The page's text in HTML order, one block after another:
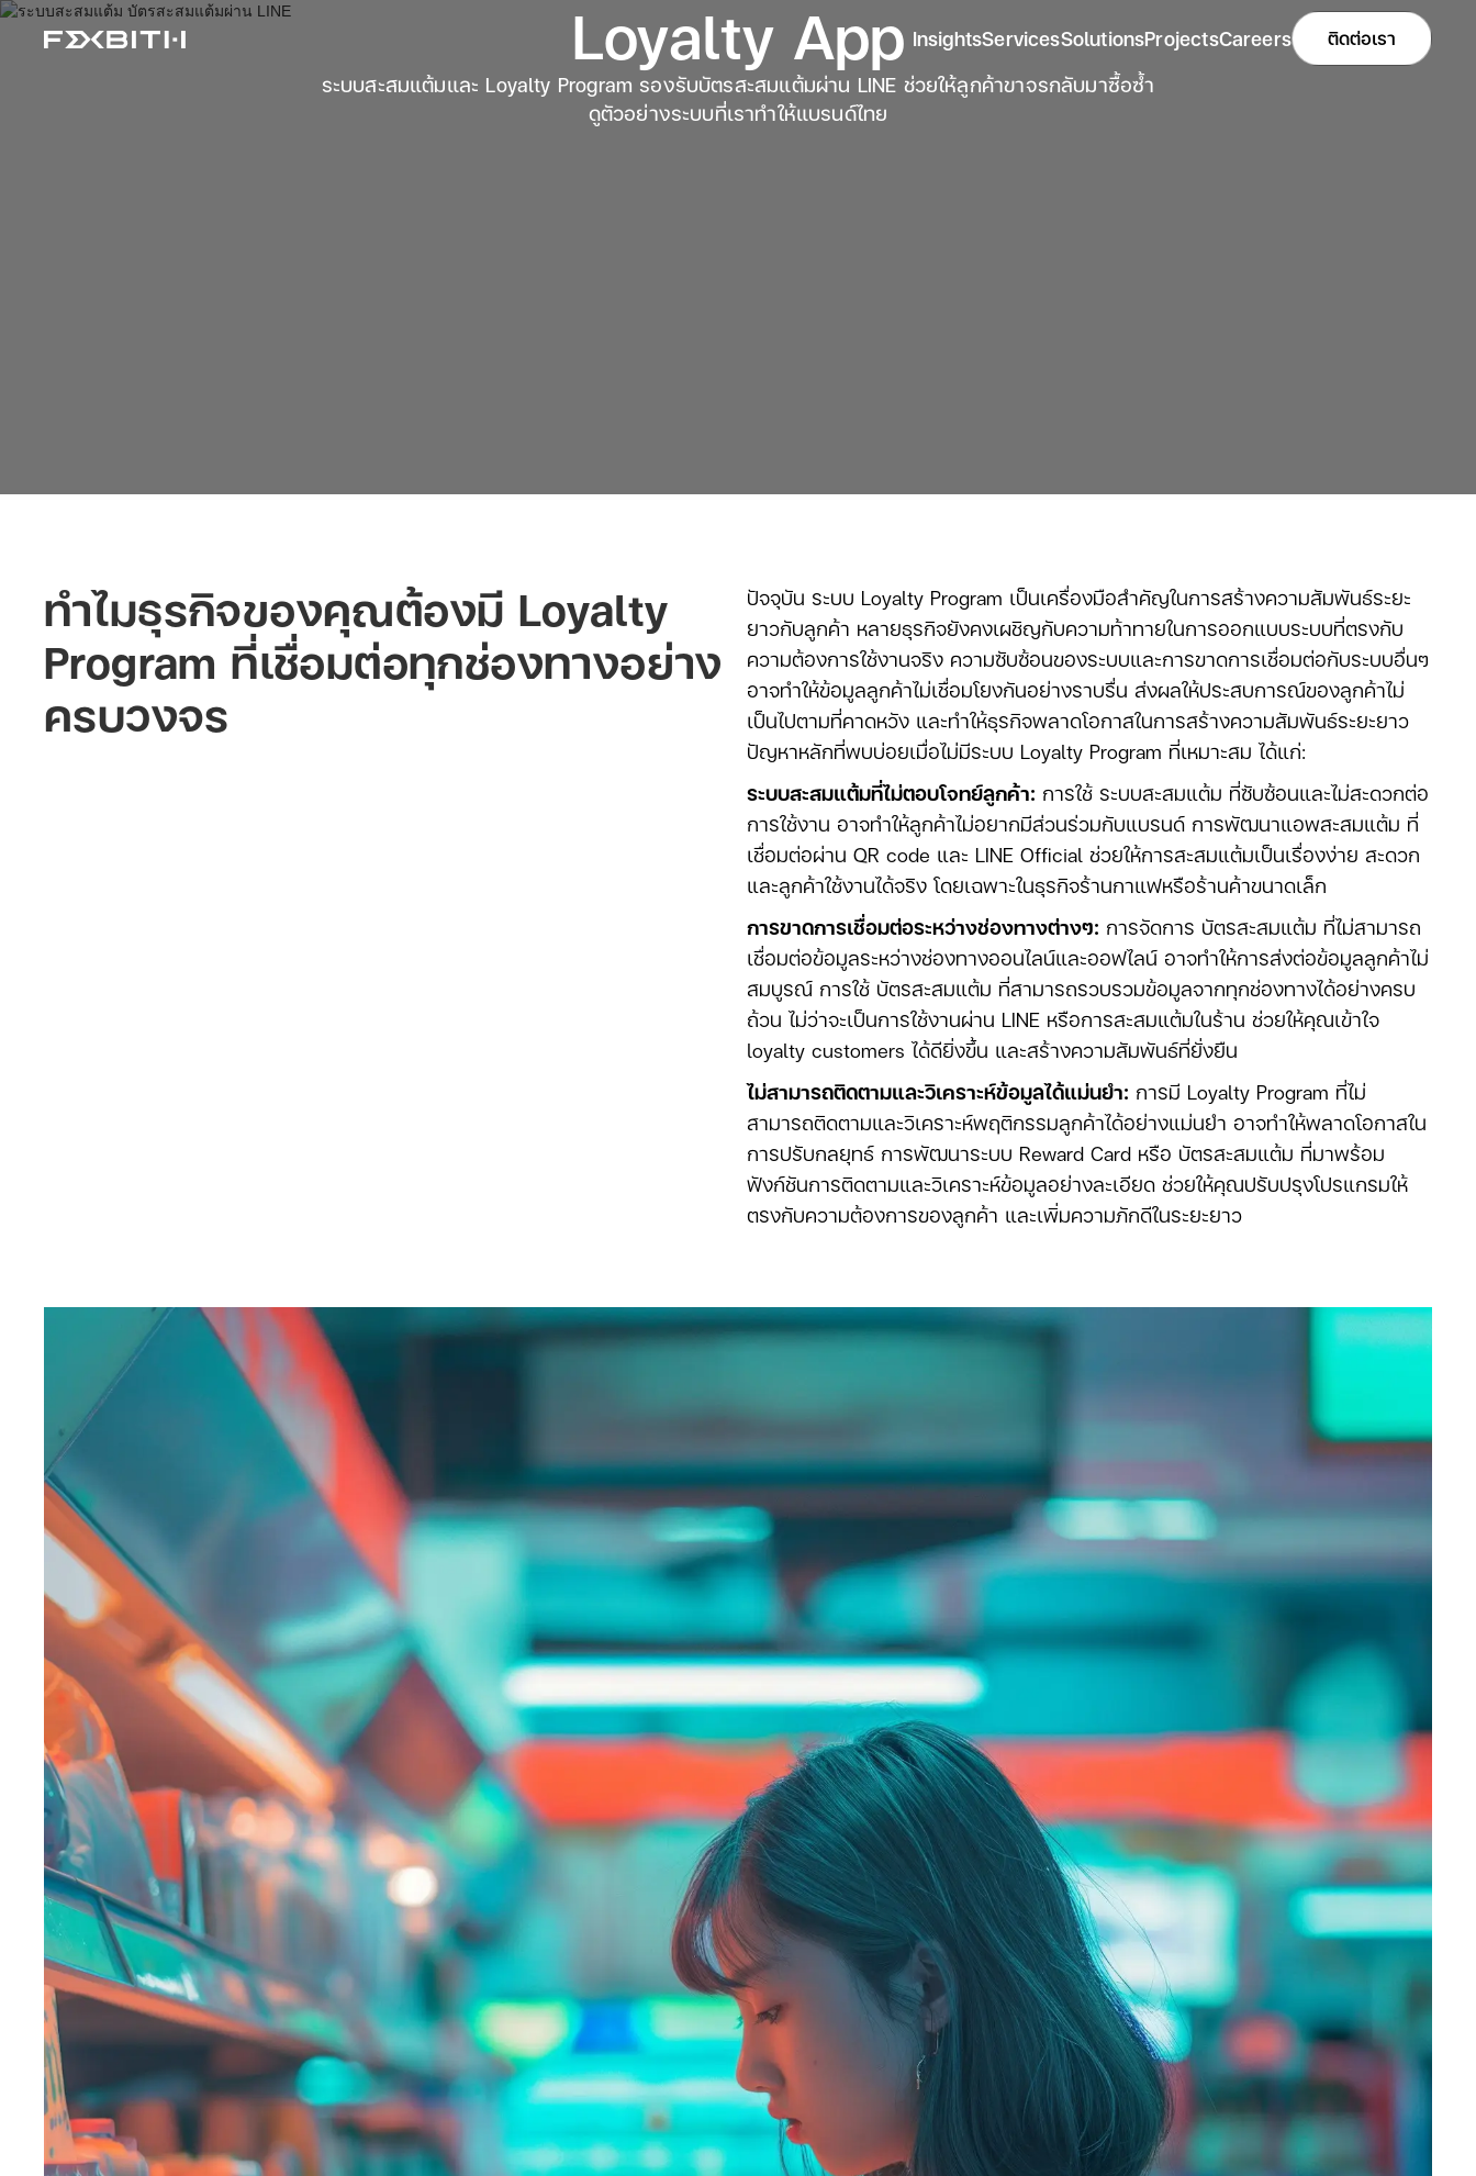
InsightsServicesSolutionsProjectsCareers ติดต่อเรา
Loyalty App
ระบบสะสมแต้มและ Loyalty Program รองรับบัตรสะสมแต้มผ่าน LINE ช่วยให้ลูกค้าขาจรกลับมาซื้อซ้ำ
ดูตัวอย่างระบบที่เราทำให้แบรนด์ไทย
ทำไมธุรกิจของคุณต้องมี Loyalty
Program ที่เชื่อมต่อทุกช่องทางอย่าง
ครบวงจร
ปัจจุบัน ระบบ Loyalty Program เป็นเครื่องมือสำคัญในการสร้างความสัมพันธ์ระยะ
ยาวกับลูกค้า หลายธุรกิจยังคงเผชิญกับความท้าทายในการออกแบบระบบที่ตรงกับ
ความต้องการใช้งานจริง ความซับซ้อนของระบบและการขาดการเชื่อมต่อกับระบบอื่นๆ
อาจทำให้ข้อมูลลูกค้าไม่เชื่อมโยงกันอย่างราบรื่น ส่งผลให้ประสบการณ์ของลูกค้าไม่
เป็นไปตามที่คาดหวัง และทำให้ธุรกิจพลาดโอกาสในการสร้างความสัมพันธ์ระยะยาว
ปัญหาหลักที่พบบ่อยเมื่อไม่มีระบบ Loyalty Program ที่เหมาะสม ได้แก่:
ระบบสะสมแต้มที่ไม่ตอบโจทย์ลูกค้า: การใช้ ระบบสะสมแต้ม ที่ซับซ้อนและไม่สะดวกต่อ
การใช้งาน อาจทำให้ลูกค้าไม่อยากมีส่วนร่วมกับแบรนด์ การพัฒนาแอพสะสมแต้ม ที่
เชื่อมต่อผ่าน QR code และ LINE Official ช่วยให้การสะสมแต้มเป็นเรื่องง่าย สะดวก
และลูกค้าใช้งานได้จริง โดยเฉพาะในธุรกิจร้านกาแฟหรือร้านค้าขนาดเล็ก
การขาดการเชื่อมต่อระหว่างช่องทางต่างๆ: การจัดการ บัตรสะสมแต้ม ที่ไม่สามารถ
เชื่อมต่อข้อมูลระหว่างช่องทางออนไลน์และออฟไลน์ อาจทำให้การส่งต่อข้อมูลลูกค้าไม่
สมบูรณ์ การใช้ บัตรสะสมแต้ม ที่สามารถรวบรวมข้อมูลจากทุกช่องทางได้อย่างครบ
ถ้วน ไม่ว่าจะเป็นการใช้งานผ่าน LINE หรือการสะสมแต้มในร้าน ช่วยให้คุณเข้าใจ
loyalty customers ได้ดียิ่งขึ้น และสร้างความสัมพันธ์ที่ยั่งยืน
ไม่สามารถติดตามและวิเคราะห์ข้อมูลได้แม่นยำ: การมี Loyalty Program ที่ไม่
สามารถติดตามและวิเคราะห์พฤติกรรมลูกค้าได้อย่างแม่นยำ อาจทำให้พลาดโอกาสใน
การปรับกลยุทธ์ การพัฒนาระบบ Reward Card หรือ บัตรสะสมแต้ม ที่มาพร้อม
ฟังก์ชันการติดตามและวิเคราะห์ข้อมูลอย่างละเอียด ช่วยให้คุณปรับปรุงโปรแกรมให้
ตรงกับความต้องการของลูกค้า และเพิ่มความภักดีในระยะยาว